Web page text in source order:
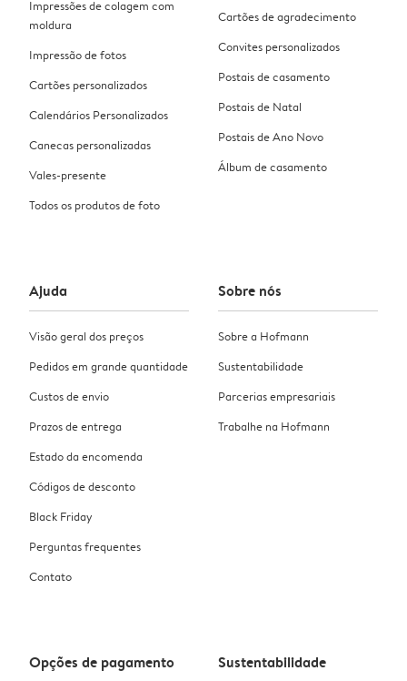
Impressões de colagem com
moldura
Impressão de fotos
Cartões personalizados
Calendários Personalizados
Canecas personalizadas
Vales-presente
Todos os produtos de foto
Cartões de agradecimento
Convites personalizados
Postais de casamento
Postais de Natal
Postais de Ano Novo
Álbum de casamento
Ajuda
Visão geral dos preços
Pedidos em grande quantidade
Custos de envio
Prazos de entrega
Estado da encomenda
Códigos de desconto
Black Friday
Perguntas frequentes
Contato
Sobre nós
Sobre a Hofmann
Sustentabilidade
Parcerias empresariais
Trabalhe na Hofmann
Opções de pagamento Sustentabilidade